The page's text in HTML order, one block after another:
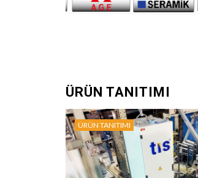
ÜRÜN TANITIMI
ÜRÜN TANITIMI